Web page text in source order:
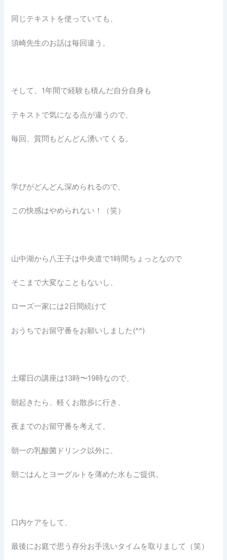
同じテキストを使っていても、
須崎先生のお話は毎回違う。
そして、1年間で経験も積んだ自分自身も
テキストで気になる点が違うので、
毎回、質問もどんどん湧いてくる。
学びがどんどん深められるので、
この快感はやめられない！（笑）
山中湖から八王子は中央道で1時間ちょっとなので
そこまで大変なこともないし、
ローズ一家には2日間続けて
おうちでお留守番をお願いしました(^^)
土曜日の講座は13時〜19時なので、
朝起きたら、軽くお散歩に行き、
夜までのお留守番を考えて、
朝一の乳酸菌ドリンク以外に、
朝ごはんとヨーグルトを薄めた水もご提供。
口内ケアをして、
最後にお庭で思う存分お手洗いタイムを取りまして（笑）